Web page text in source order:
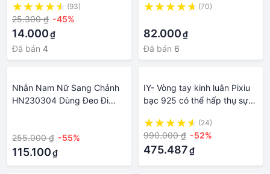
Đồ Trang Sức Punk
(93)
25.300 ₫ -45%
14.000₫
Đã bán 4
Đồ Trang Sức Gỗ Đàn Hương
(70)
82.000₫
Đã bán 6
Nhẫn Nam Nữ Sang Chảnh
HN230304 Dùng Đeo Đi
- Queen Jewelry Trang Sức
Nữ Đẹp Giá Rẻ
255.000 ₫ -55%
115.100₫
IY- Vòng tay kinh luân Pixiu
bạc 925 có thể hấp thụ sự
nữ chuyển hạt trang sức bùa
hộ mệnh
(24)
990.000 ₫ -52%
475.487₫